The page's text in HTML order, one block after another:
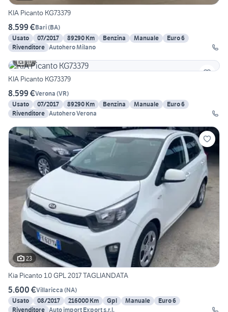
KIA Picanto KG73379
8.599 €Bari(BA)
Usato
07/2017 89290 Km Benzina Manuale
Euro 6
Rivenditore Autohero Milano
10
KIA Picanto KG73379
8.599 €Verona (VR)
Usato
07/2017 89290 Km Benzina Manuale
Euro 6
Rivenditore Autohero Verona
23
Kia Picanto 1.0 GPL 2017 TAGLIANDATA
5.600 €Villaricca (NA)
Usato
08/2017 216000 Km Gpl Manuale
Euro 6
Rivenditore Auto import Export s.r.l.